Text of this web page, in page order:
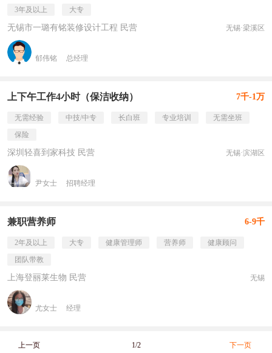
3年及以上 大专
无锡市一璐有铭装修设计工程 民营 无锡·梁溪区
郁伟铭 总经理
上下午工作4小时（保洁收纳） 7千-1万
无需经验 中技/中专 长白班 专业培训
无需坐班
保险
深圳轻喜到家科技 民营 无锡·滨湖区
尹女士 招聘经理
兼职营养师 6-9千
2年及以上 大专 健康管理师 营养师
健康顾问
团队带教
上海登丽莱生物 民营 无锡
尤女士 经理
上一页 1/2 下一页